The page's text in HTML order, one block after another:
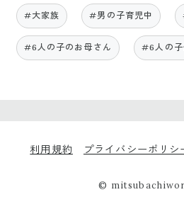
#大家族 #男の子育児中
#6人の子のお母さん #6人の子
利用規約 プライバシーポリシ
©